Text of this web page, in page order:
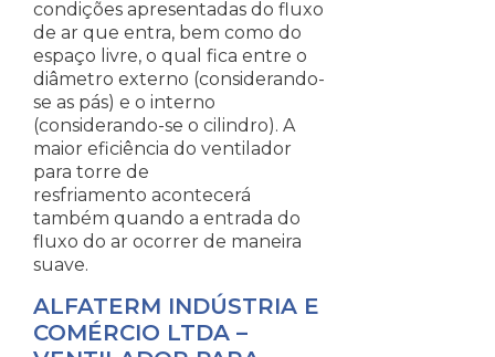
condições apresentadas do fluxo
de ar que entra, bem como do
espaço livre, o qual fica entre o
diâmetro externo (considerando-
se as pás) e o interno
(considerando-se o cilindro). A
maior eficiência do ventilador
para torre de
resfriamento acontecerá
também quando a entrada do
fluxo do ar ocorrer de maneira
suave.
ALFATERM INDÚSTRIA E
COMÉRCIO LTDA –